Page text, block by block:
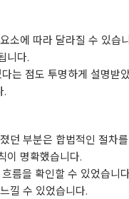
소에 따라 달라질 수 있습
니다.
는 점도 투명하게 설명받
.
던 부분은 합법적인 절차
이 명확했습니다.
름을 확인할 수 있었습니
낄 수 있었습니다.